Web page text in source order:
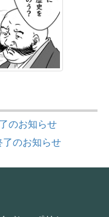
のお知らせ
了のお知らせ